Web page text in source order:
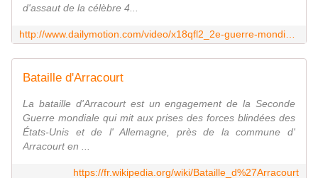
d'assaut de la célèbre 4...
Bataille d'Arracourt
La bataille d'Arracourt est un engagement de la Seconde
Guerre mondiale qui mit aux prises des forces blindées des
États-Unis et de l' Allemagne, près de la commune d'
Arracourt en ...
https://fr.wikipedia.org/wiki/Bataille_d%27Arracourt